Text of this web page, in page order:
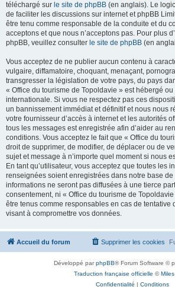
téléchargé sur le site de phpBB (en anglais). Le
de faciliter les discussions sur internet et phpBB
être tenu comme responsable de la conduite et du
acceptons et que nous n’acceptons pas. Pour plus
phpBB, veuillez consulter le site de phpBB (en
Vous acceptez de ne publier aucun contenu à
vulgaire, diffamatoire, choquant, menaçant,
transgresser la législation de votre pays, du pays
« Office du tourisme de Topoldavie » est hébergé
internationale. Si vous ne respectez pas ces
un bannissement immédiat et définitif et nous nous
votre fournisseur d’accès à internet et les autorités
tous les messages est enregistrée afin d’aider au
conditions. Vous acceptez le fait que « Office du
droit de supprimer, de modifier, de déplacer ou de
sujet et message à n’importe quel moment si nous
En tant qu’utilisateur, vous acceptez que toutes les
renseignées soient enregistrées dans notre base
informations ne seront pas diffusées à une tierce
consentement, ni « Office du tourisme de
être tenus comme responsables en cas de tentative
visant à compromettre vos données.
Accueil du forum Supprimer les cookies
Développé parphpBB® Forum Software ©
Traduction française officielle ©
Confidentialité | Conditions